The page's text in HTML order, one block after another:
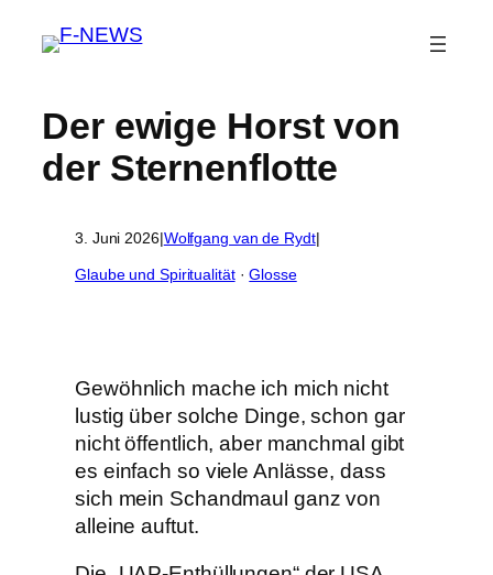
Der ewige Horst von
der Sternenflotte
3. Juni 2026|Wolfgang van de Rydt|
Glaube und Spiritualität · Glosse
Gewöhnlich mache ich mich nicht
lustig über solche Dinge, schon gar
nicht öffentlich, aber manchmal gibt
es einfach so viele Anlässe, dass
sich mein Schandmaul ganz von
alleine auftut.